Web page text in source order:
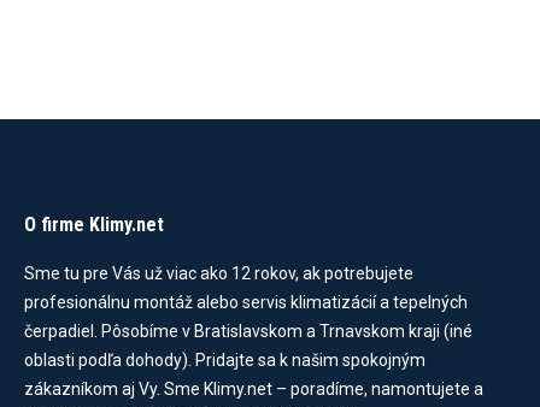
O firme Klimy.net
Sme tu pre Vás už viac ako 12 rokov, ak potrebujete
profesionálnu montáž alebo servis klimatizácií a tepelných
čerpadiel. Pôsobíme v Bratislavskom a Trnavskom kraji (iné
oblasti podľa dohody). Pridajte sa k našim spokojným
zákazníkom aj Vy. Sme Klimy.net – poradíme, namontujete a